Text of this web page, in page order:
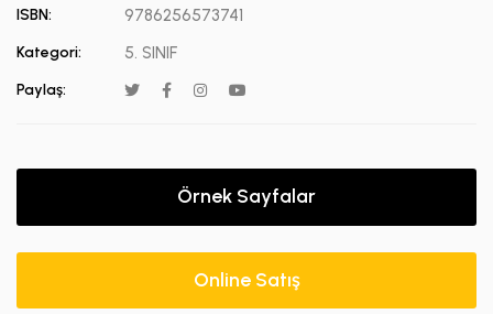
ISBN: 9786256573741
Kategori: 5. SINIF
Paylaş:
Örnek Sayfalar
Online Satış